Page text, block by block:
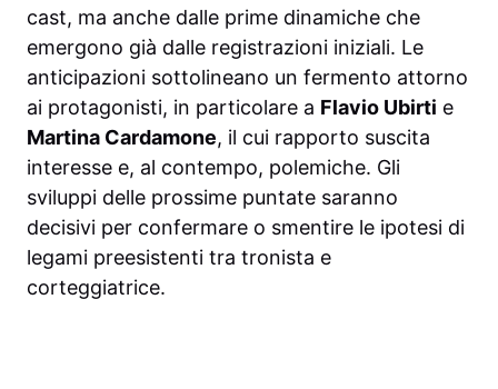
cast, ma anche dalle prime dinamiche che
emergono già dalle registrazioni iniziali. Le
anticipazioni sottolineano un fermento attorno
ai protagonisti, in particolare a Flavio Ubirti e
Martina Cardamone, il cui rapporto suscita
interesse e, al contempo, polemiche. Gli
sviluppi delle prossime puntate saranno
decisivi per confermare o smentire le ipotesi di
legami preesistenti tra tronista e
corteggiatrice.